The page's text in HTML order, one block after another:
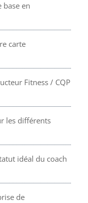
base en
carte
Fitness / CQP
les différents
idéal du coach
de